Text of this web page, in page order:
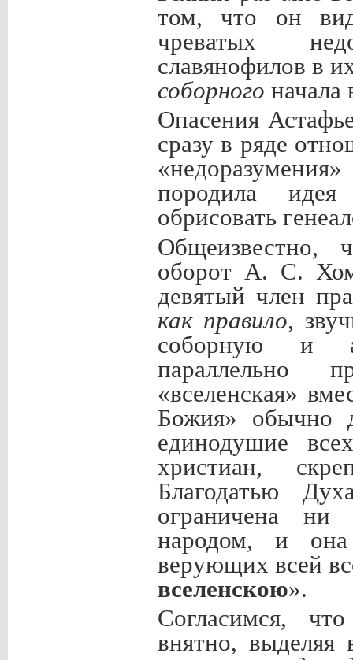
том, что он
чреватых
славянофилов в
соборного начала
Опасения
сразу в ряде
породила идея
обрисовать
Общеизвестно,
оборот А. С.
девятый член
как правило,
соборную и
параллельно
«вселенская»
Божия» обычно
единодушие
христиан,
Благодатью
ограничена ни
народом, и
верующих всей
вселенскою».
Согласимся,
внятно, выделяя